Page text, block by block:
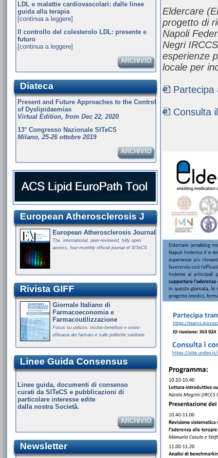
LDL e malattie cardiovascolari: dalle linee
guida alla terapia
[continua a leggere]
Il controllo del colesterolo LDL: presente e
futuro
[continua a leggere]
ARCHIVIO
Diateca
Present and Future Approaches to the Control
of Dyslipidaemias
Virtual Edition, from Dec 22, 2020
13° Congresso Nazionale SITeCS
Milano, 25-26 ottobre 2019
ARCHIVIO
European Atherosclerosis J
European Atherosclerosis Journal
The international, peer-reviewed, fully open
access, four-monthly official journal of SITeCS
Rivista GIFF
Giornale Italiano di
Farmacoeconomia e
Farmacoutilizzazione
Focus su utilizzo, rischio-beneficio e costo-
efficacia dei farmaci e sulle politiche sanitarie
Linee Guida Consensus
Linee guida, documenti di consenso
curati da SITeCS e pubblicazioni di
particolare interesse edite
dalla nostra Società.
ARCHIVIO
Newsletter
Eldercare
progetto di
Napoli
Negri
esperienze
locale per
Partecipa
Consulta